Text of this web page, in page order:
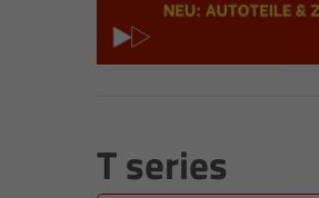
T series